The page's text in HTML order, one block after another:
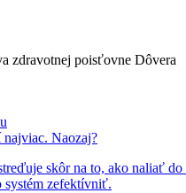
zdravotnej poisťovne Dôvera
Naozaj?
skôr na to, ako naliať do
systém zefektívniť.